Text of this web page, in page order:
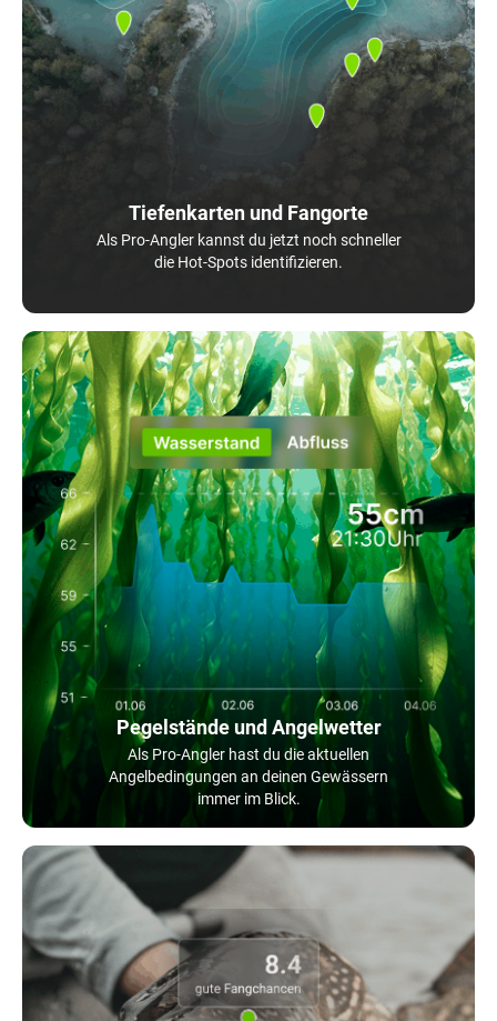
Tiefenkarten und Fangorte
Als Pro-Angler kannst du jetzt noch schneller
die Hot-Spots identifizieren.
Pegelstände und Angelwetter
Als Pro-Angler hast du die aktuellen
Angelbedingungen an deinen Gewässern
immer im Blick.